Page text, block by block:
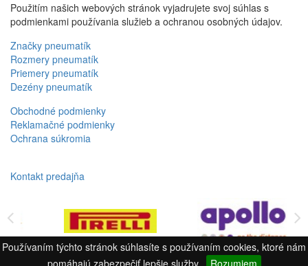
Použitím našich webových stránok vyjadrujete svoj súhlas s
podmienkami používania služieb a ochranou osobných údajov.
Značky pneumatík
Rozmery pneumatík
Priemery pneumatík
Dezény pneumatík
Obchodné podmienky
Reklamačné podmienky
Ochrana súkromia
Kontakt predajňa
Používaním týchto stránok súhlasíte s používaním cookies, ktoré nám
pomáhajú zabezpečiť lepšie služby.
Rozumiem